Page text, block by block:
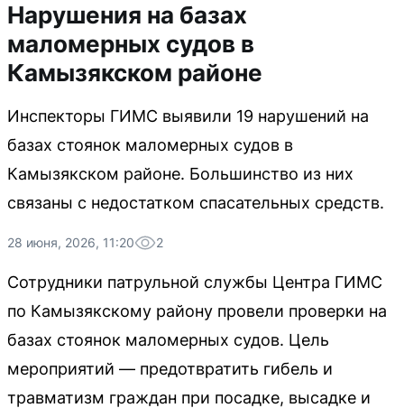
Нарушения на базах
маломерных судов в
Камызякском районе
Инспекторы ГИМС выявили 19 нарушений на
базах стоянок маломерных судов в
Камызякском районе. Большинство из них
связаны с недостатком спасательных средств.
28 июня, 2026, 11:20 2
Сотрудники патрульной службы Центра ГИМС
по Камызякскому району провели проверки на
базах стоянок маломерных судов. Цель
мероприятий — предотвратить гибель и
травматизм граждан при посадке, высадке и